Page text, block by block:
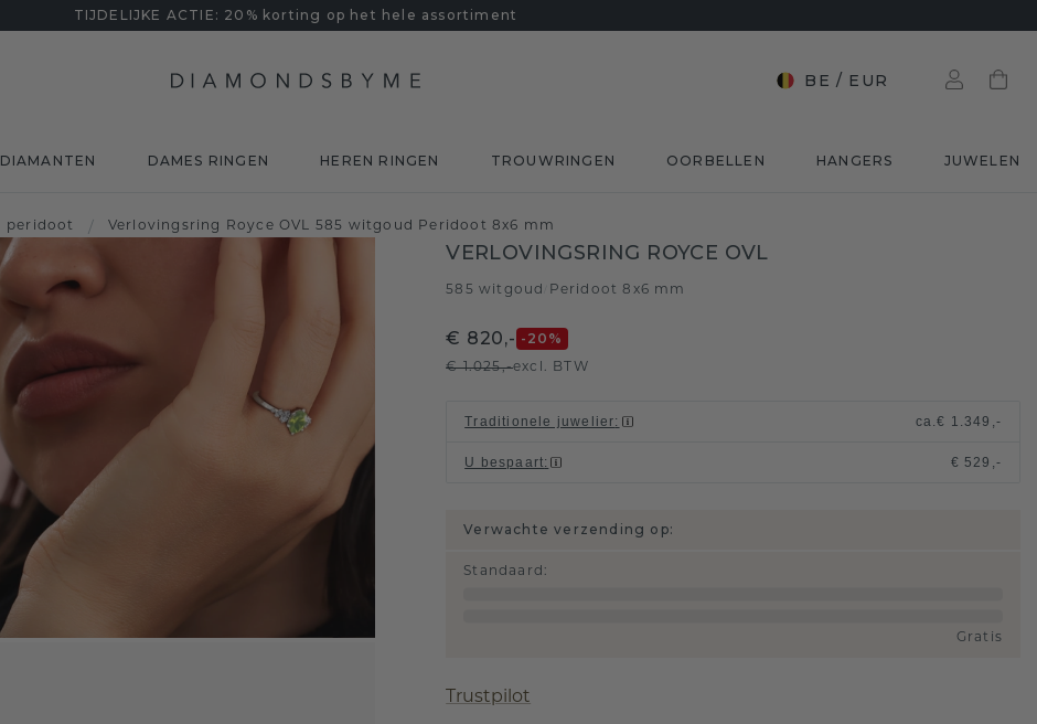
TIJDELIJKE ACTIE: 20% korting op het hele assortiment
BE / EUR
DIAMANTEN DAMES RINGEN HEREN RINGEN TROUWRINGEN OORBELLEN HANGERS JUWELEN
peridoot / Verlovingsring Royce OVL 585 witgoud Peridoot 8x6 mm
VERLOVINGSRING ROYCE OVL
585 witgoud Peridoot 8x6 mm
€ 820,- -20 %
€ 1.025,-excl. BTW
Traditionele juwelier: ca.€ 1.349,-
U bespaart: € 529,-
Verwachte verzending op:
Standaard :
Gratis
Trustpilot